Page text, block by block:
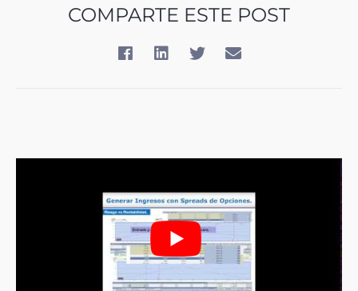
COMPARTE ESTE POST